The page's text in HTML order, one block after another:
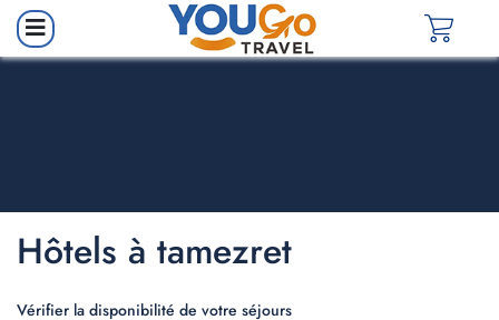
Hôtels à tamezret
Vérifier la disponibilité de votre séjours